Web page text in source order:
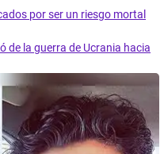
por ser un riesgo mortal
de la guerra de Ucrania hacia